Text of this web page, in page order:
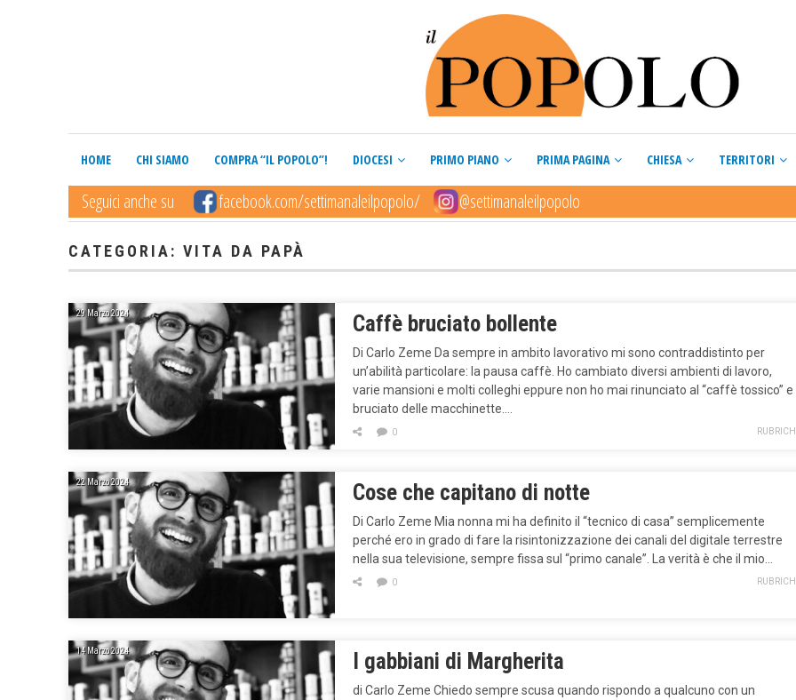
HOME CHI SIAMO COMPRA “IL POPOLO”! DIOCESI PRIMO PIANO PRIMA PAGINA CHIESA TERRITORI
Seguici anche su facebook.com/settimanaleilpopolo/ @settimanaleilpopolo
CATEGORIA: VITA DA PAPÀ
29 Marzo 2024 Caffè bruciato bollente
Di Carlo Zeme Da sempre in ambito lavorativo mi sono contraddistinto per
un’abilità particolare: la pausa caffè. Ho cambiato diversi ambienti di lavoro,
varie mansioni e molti colleghi eppure non ho mai rinunciato al “caffè tossico” e
bruciato delle macchinette….
0
22 Marzo 2024 Cose che capitano di notte
Di Carlo Zeme Mia nonna mi ha definito il “tecnico di casa” semplicemente
perché ero in grado di fare la risintonizzazione dei canali del digitale terrestre
nella sua televisione, sempre fissa sul “primo canale”. La verità è che il mio…
0
14 Marzo 2024 I gabbiani di Margherita
di Carlo Zeme Chiedo sempre scusa quando rispondo a qualcuno con un